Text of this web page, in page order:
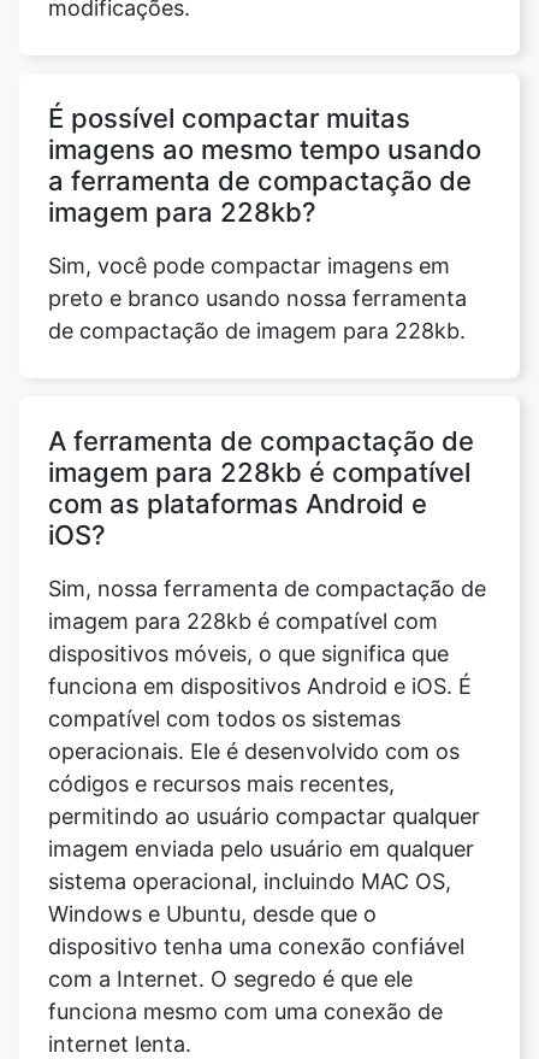
É possível compactar muitas
imagem para 228kb?
Sim, você pode compactar imagens em
preto e branco usando nossa ferramenta
de compactação de imagem para 228kb.
A ferramenta de compactação de
iOS?
Sim, nossa ferramenta de compactação de
imagem para 228kb é compatível com
funciona em dispositivos Android e iOS. É
compatível com todos os sistemas
operacionais. Ele é desenvolvido com os
códigos e recursos mais recentes,
permitindo ao usuário compactar qualquer
imagem enviada pelo usuário em qualquer
sistema operacional, incluindo MAC OS,
Windows e Ubuntu, desde que o
dispositivo tenha uma conexão confiável
com a Internet. O segredo é que ele
funciona mesmo com uma conexão de
internet lenta.